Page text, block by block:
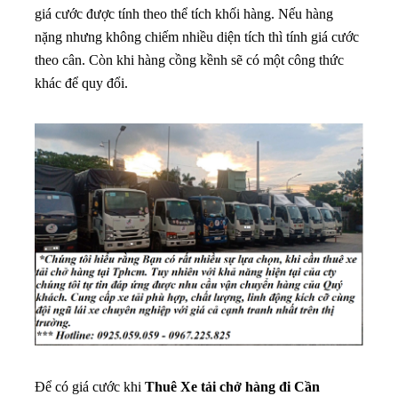
giá cước được tính theo thể tích khối hàng. Nếu hàng
nặng nhưng không chiếm nhiều diện tích thì tính giá cước
theo cân. Còn khi hàng cồng kềnh sẽ có một công thức
khác để quy đổi.
Để có giá cước khi Thuê Xe tải chở hàng đi Cần